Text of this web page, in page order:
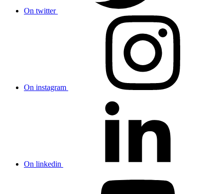
On twitter
On instagram
On linkedin